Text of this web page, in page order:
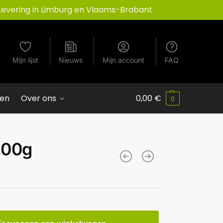
in Limburg en Vlaams-Brabant
Mijn lijst Nieuws Mijn account FAQ
Over ons 0,00 € 0